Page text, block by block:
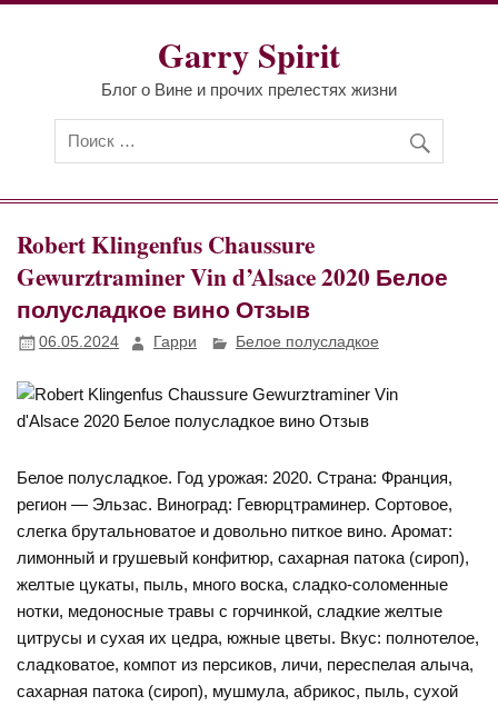
Перейти
Garry Spirit
Блог о Вине и прочих прелестях жизни
Robert Klingenfus Chaussure
Gewurztraminer Vin d’Alsace 2020 Белое
полусладкое вино Отзыв
06.05.2024 Гарри Белое полусладкое
Белое полусладкое. Год урожая: 2020. Страна: Франция,
регион — Эльзас. Виноград: Гевюрцтраминер. Сортовое,
слегка брутальноватое и довольно питкое вино. Аромат:
лимонный и грушевый конфитюр, сахарная патока (сироп),
желтые цукаты, пыль, много воска, сладко-соломенные
нотки, медоносные травы с горчинкой, сладкие желтые
цитрусы и сухая их цедра, южные цветы. Вкус: полнотелое,
сладковатое, компот из персиков, личи, переспелая алыча,
сахарная патока (сироп), мушмула, абрикос, пыль, сухой